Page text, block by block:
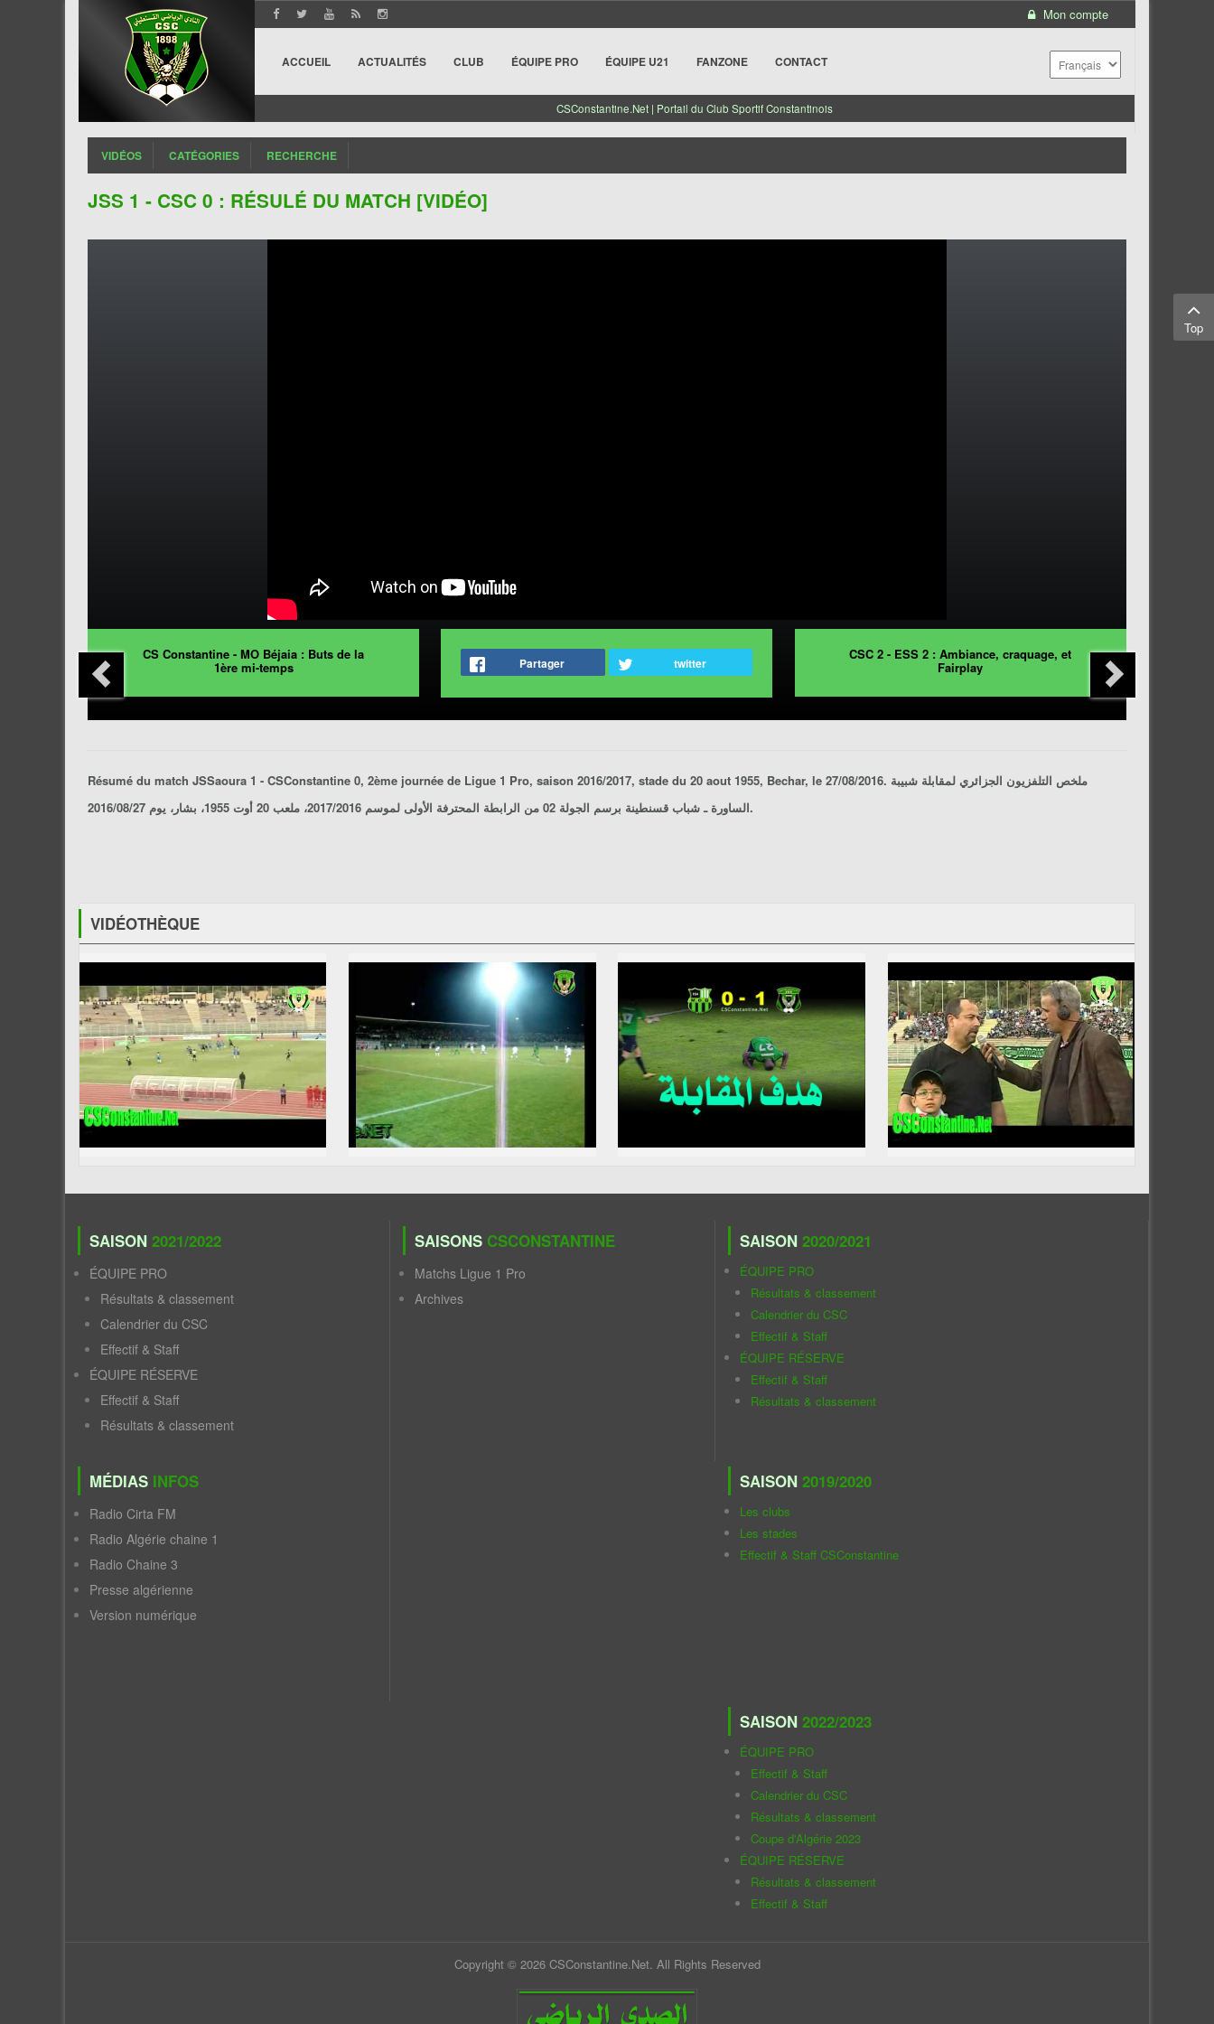
Mon compte
ACCUEIL ACTUALITÉS CLUB ÉQUIPE PRO ÉQUIPE U21 FANZONE CONTACT
CSConstantine.Net | Portail du Club Sportif Constantinois
VIDÉOS CATÉGORIES RECHERCHE
JSS 1 - CSC 0 : RÉSULÉ DU MATCH [VIDÉO]
CS Constantine - MO Béjaia : Buts de la
1ère mi-temps Partager twitter
CSC 2 - ESS 2 : Ambiance, craquage, et
Fairplay
Résumé du match JSSaoura 1 - CSConstantine 0 , 2ème journée de Ligue 1 Pro, saison 2016/2017, stade du 20 aout 1955, Bechar, le 27/08/2016. ملخص التلفزيون الجزائري لمقابلة شبيبة
الساورة ـ شباب قسنطينةبرسم الجولة 02 من الرابطة المحترفة الأولى لموسم 2017/2016، ملعب 20 أوت 1955، بشار، يوم 2016/08/27.
VIDÉOTHÈQUE
SAISON 2021/2022
ÉQUIPE PRO
Résultats & classement
Calendrier du CSC
Effectif & Staff
ÉQUIPE RÉSERVE
Effectif & Staff
Résultats & classement
MÉDIAS INFOS
Radio Cirta FM
Radio Algérie chaine 1
Radio Chaine 3
Presse algérienne
Version numérique
SAISONS CSCONSTANTINE
Matchs Ligue 1 Pro
Archives
SAISON 2020/2021
ÉQUIPE PRO
Résultats & classement
Calendrier du CSC
Effectif & Staff
ÉQUIPE RÉSERVE
Effectif & Staff
Résultats & classement
SAISON 2019/2020
Les clubs
Les stades
Effectif & Staff CSConstantine
SAISON 2022/2023
ÉQUIPE PRO
Effectif & Staff
Calendrier du CSC
Résultats & classement
Coupe d'Algérie 2023
ÉQUIPE RÉSERVE
Résultats & classement
Effectif & Staff
Copyright © 2026 CSConstantine.Net. All Rights Reserved
Top